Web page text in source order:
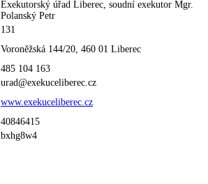
Exekutorský úřad Liberec, soudní exekutor Mgr.
Polanský Petr
131
Voroněžská 144/20, 460 01 Liberec
485 104 163
urad@exekuceliberec.cz
www.exekuceliberec.cz
40846415
bxhg8w4